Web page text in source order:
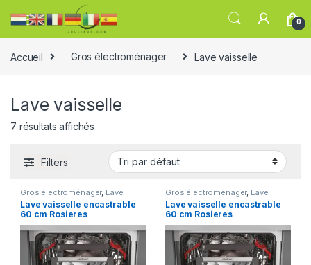
0
Accueil Gros électroménager Lave vaisselle
Lave vaisselle
7 résultats affichés
Filters
Gros électroménager, Lave
vaisselle
Lave vaisselle encastrable
60 cm Rosieres
RDIN2D622PB-47 – Lave
vaisselle tout integrable
Gros électroménager, Lave
vaisselle
Lave vaisselle encastrable
60 cm Rosieres
RDIN2D622PB-47 – Lave
vaisselle tout integrable